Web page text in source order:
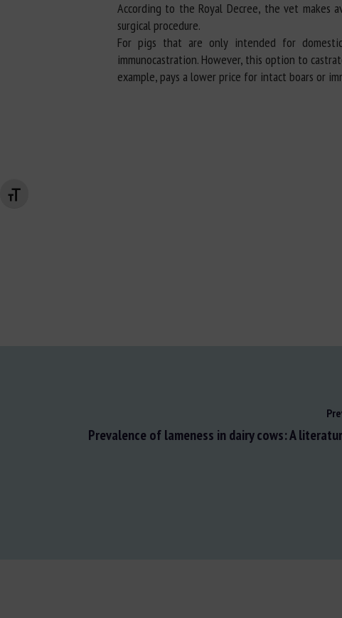
Changer la taille de la police
According to the Royal Decree, the vet
surgical procedure.
For pigs that are only intended for
immunocastration. However, this option to
example, pays a lower price for intact boars or
Prevalence of lameness in dairy cows: A